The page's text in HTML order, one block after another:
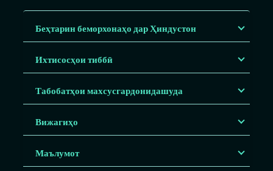
Беҳтарин беморхонаҳо дар Ҳиндустон
Ихтисосҳои тиббӣ
Табобатҳои махсусгардонидашуда
Вижагиҳо
Маълумот